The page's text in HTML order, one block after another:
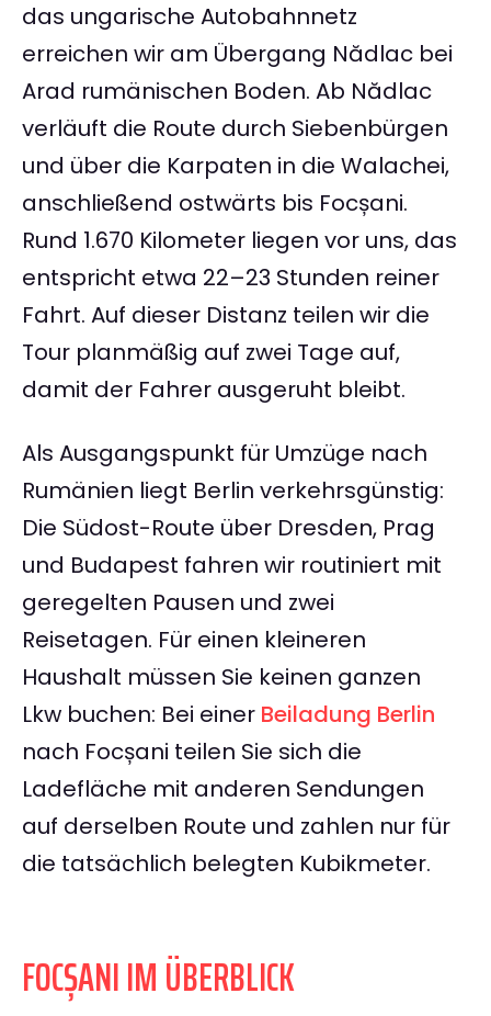
das ungarische Autobahnnetz
erreichen wir am Übergang Nădlac bei
Arad rumänischen Boden. Ab Nădlac
verläuft die Route durch Siebenbürgen
und über die Karpaten in die Walachei,
anschließend ostwärts bis Focșani.
Rund 1.670 Kilometer liegen vor uns, das
entspricht etwa 22–23 Stunden reiner
Fahrt. Auf dieser Distanz teilen wir die
Tour planmäßig auf zwei Tage auf,
damit der Fahrer ausgeruht bleibt.
Als Ausgangspunkt für Umzüge nach
Rumänien liegt Berlin verkehrsgünstig:
Die Südost-Route über Dresden, Prag
und Budapest fahren wir routiniert mit
geregelten Pausen und zwei
Reisetagen. Für einen kleineren
Haushalt müssen Sie keinen ganzen
Lkw buchen: Bei einer Beiladung Berlin
nach Focșani teilen Sie sich die
Ladefläche mit anderen Sendungen
auf derselben Route und zahlen nur für
die tatsächlich belegten Kubikmeter.
FOCȘANI IM ÜBERBLICK